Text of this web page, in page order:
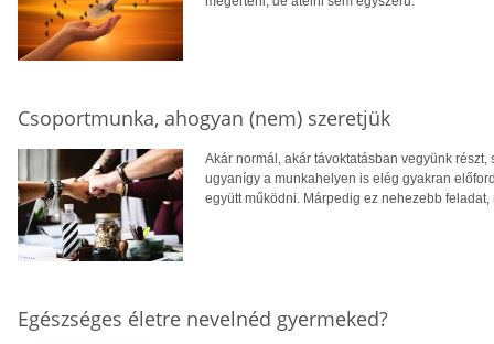
Csoportmunka, ahogyan (nem) szeretjük
Akár normál, akár távoktatásban vegyünk
ugyanígy a munkahelyen is elég gyakran
együtt működni. Márpedig ez nehezebb
Egészséges életre nevelnéd gyermeked?